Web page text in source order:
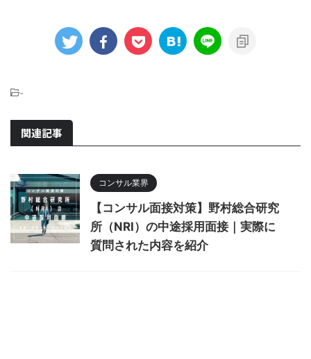
-
関連記事
コンサル業界
【コンサル面接対策】野村総合研究
所（NRI）の中途採用面接｜実際に
質問された内容を紹介